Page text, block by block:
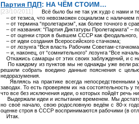
Партия ПДП: НА ЧЁМ СТОИМ…
[23/10/2011]
Всё было бы не так уж худо с нами и
– от тезиса, что невозможен социализм с наличием
– от термина “пролетаризм”, как более точного в
– от названия: “Партия Диктатуры Пролетариата” –
– от оценки строя в бывшем СССР как феодального,
– от идеи создания Всероссийского стачкома;
– от лозунга “Вся власть Рабочим Советам-
– и, наконец, от “сомнительного” лозунга “Все
Откажись самарцы от этих своих заблуждений, и с
По каждому из пунктов мы не однажды уже вели
решили собрать воедино данные пояснения с
недоразумения.
Являясь на практике всегда непосредственными
заводах. То есть проверяем их на состоятельность у
что все без исключения идеи, о которых пойдёт речь
Выдержали идеи и испытание временем. Мы
но своё начало, свою родословную ведём с 80-х
оценке строя в СССР воспринимаются рабочими (в
Итак.